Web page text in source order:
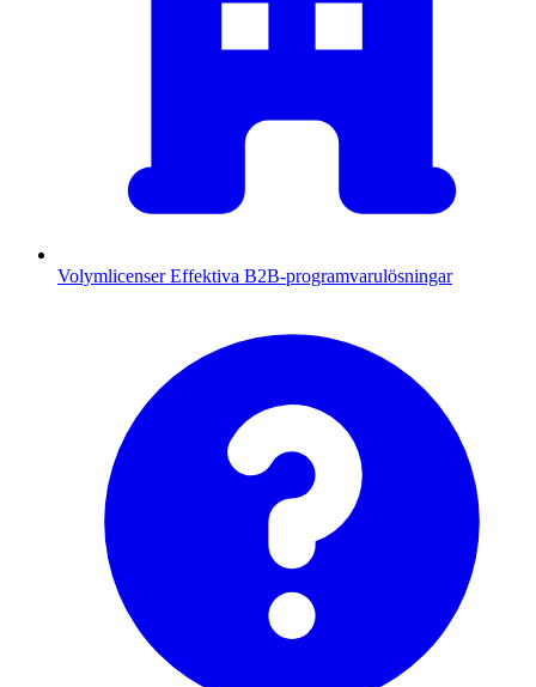
Volymlicenser Effektiva B2B-programvarulösningar